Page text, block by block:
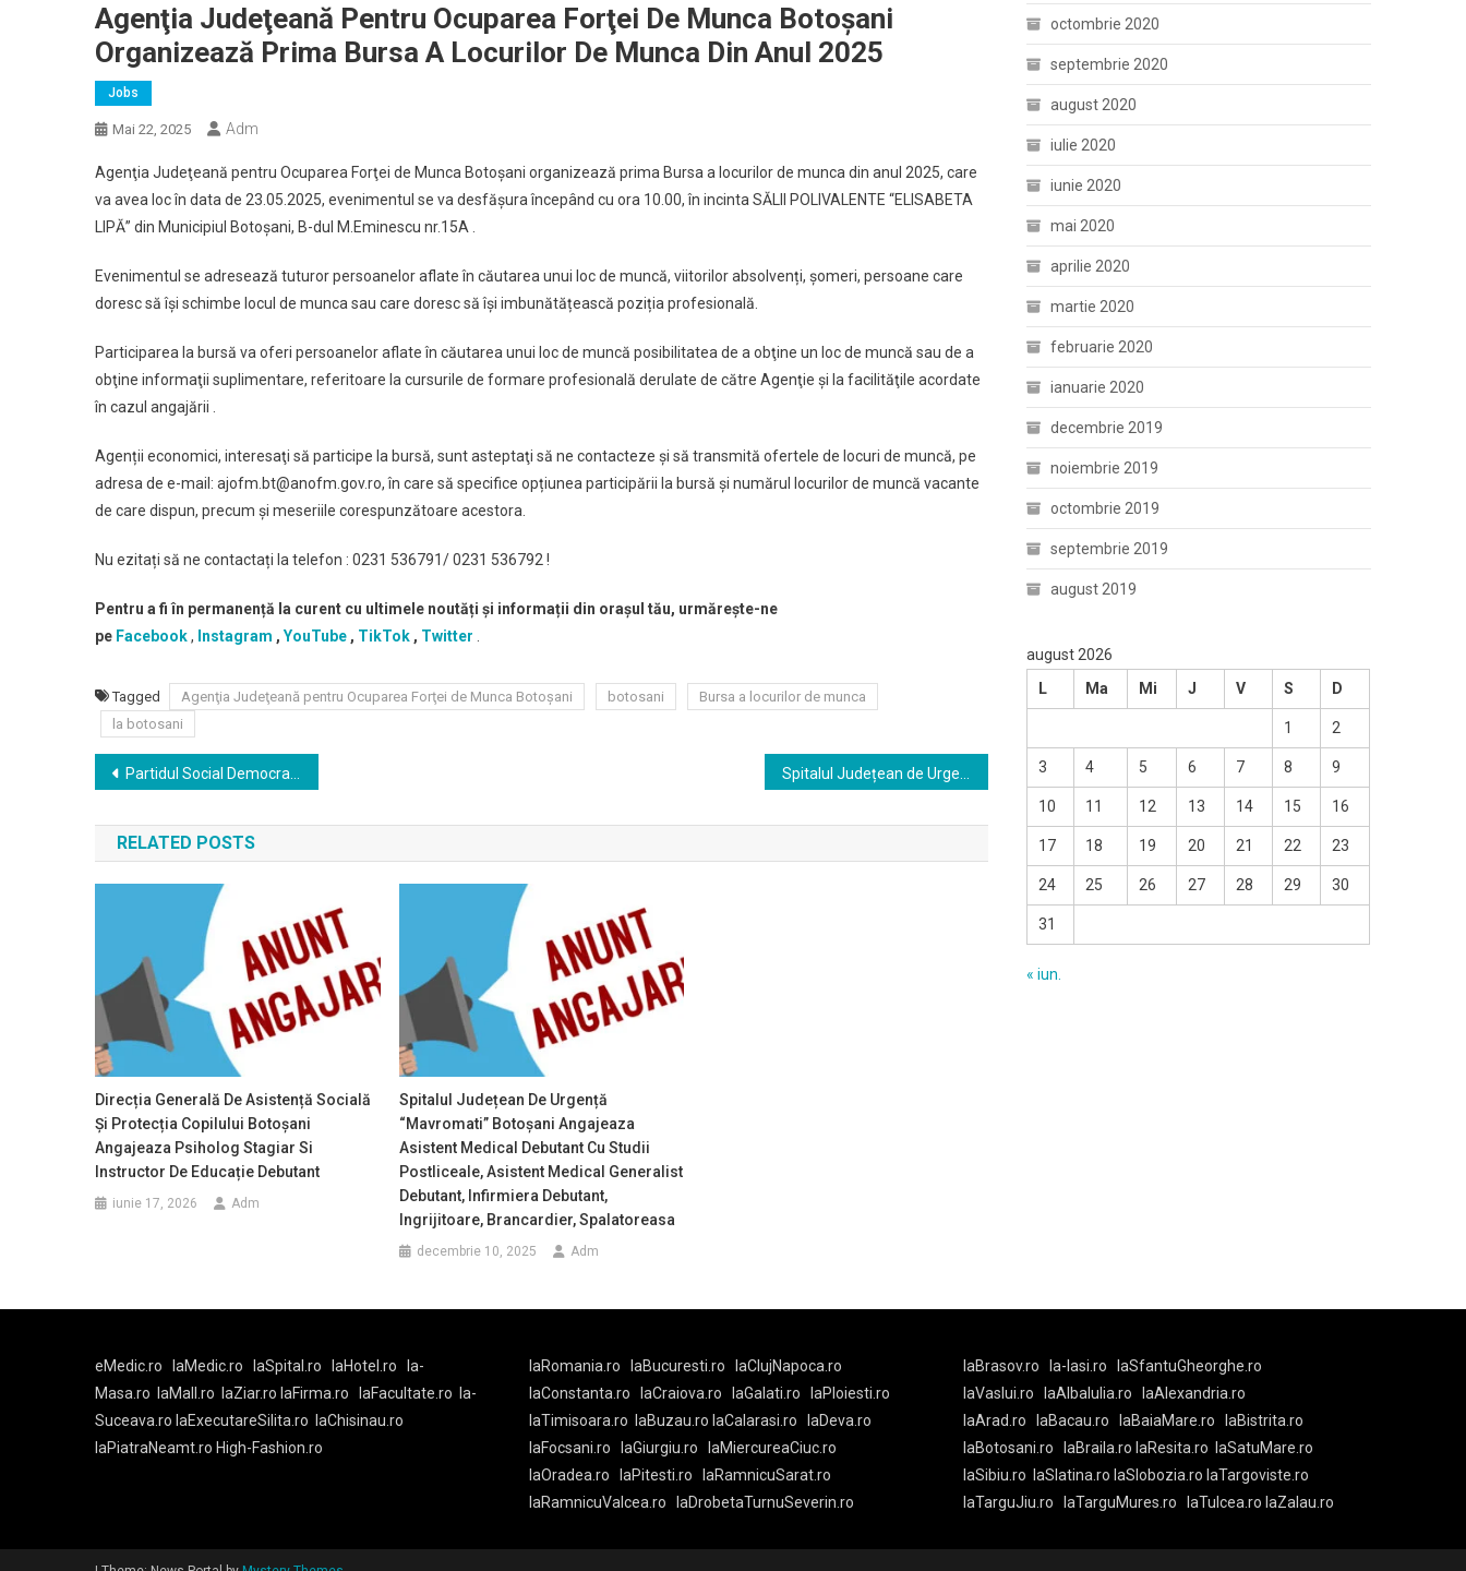
Agenţia Judeţeană Pentru Ocuparea Forţei De Munca Botoşani
Organizează Prima Bursa A Locurilor De Munca Din Anul 2025
Jobs
Mai 22, 2025 Adm
Agenţia Judeţeană pentru Ocuparea Forţei de Munca Botoşani organizează prima Bursa a locurilor de munca din anul 2025, care
va avea loc în data de 23.05.2025, evenimentul se va desfăşura începând cu ora 10.00, în incinta SĂLII POLIVALENTE “ELISABETA
LIPĂ” din Municipiul Botoșani, B-dul M.Eminescu nr.15A .
Evenimentul se adresează tuturor persoanelor aflate în căutarea unui loc de muncă, viitorilor absolvenți, șomeri, persoane care
doresc să își schimbe locul de munca sau care doresc să îşi imbunătățească poziția profesională.
Participarea la bursă va oferi persoanelor aflate în căutarea unui loc de muncă posibilitatea de a obţine un loc de muncă sau de a
obţine informaţii suplimentare, referitoare la cursurile de formare profesională derulate de către Agenţie și la facilităţile acordate
în cazul angajării .
Agenții economici, interesaţi să participe la bursă, sunt asteptaţi să ne contacteze și să transmită ofertele de locuri de muncă, pe
adresa de e-mail: ajofm.bt@anofm.gov.ro, în care să specifice opțiunea participării la bursă și numărul locurilor de muncă vacante
de care dispun, precum și meseriile corespunzătoare acestora.
Nu ezitați să ne contactați la telefon : 0231 536791/ 0231 536792 !
Pentru a fi în permanență la curent cu ultimele noutăți și informații din orașul tău, urmărește-ne
pe Facebook, Instagram , YouTube , TikTok , Twitter
Tagged Agenţia Judeţeană pentru Ocuparea Forţei de Munca Botoşani botosani
Bursa a locurilor de munca
la botosani
Navigare
în
articole
Partidul Social Democrat a obţinut cele mai multe mandate de primar la alegerile locale de duminică
RELATED POSTS
Direcția Generală De Asistență Socială
Şi Protecția Copilului Botoșani
Angajeaza Psiholog Stagiar Si
Instructor De Educație Debutant
iunie 17, 2026 Adm
Spitalul Județean De Urgență
“Mavromati” Botoșani Angajeaza
Asistent Medical Debutant Cu Studii
Postliceale, Asistent Medical Generalist
Debutant, Infirmiera Debutant,
Ingrijitoare, Brancardier, Spalatoreasa
decembrie 10, 2025 Adm
octombrie 2020
septembrie 2020
august 2020
iulie 2020
iunie 2020
mai 2020
aprilie 2020
martie 2020
februarie 2020
ianuarie 2020
decembrie 2019
noiembrie 2019
octombrie 2019
septembrie 2019
august 2019
august 2026
L
Ma Mi J V S D
1 2
3 4 5 6 7 8 9
10 11 12 13 14 15 16
17 18 19 20 21 22 23
24 25 26 27 28 29 30
31
« iun.
eMedic.ro laMedic.ro laSpital.ro laHotel.ro
la-
Masa.ro
laMall.ro laZiar.ro laFirma.ro laFacultate.ro
la-
Suceava.ro laExecutareSilita.ro
laChisinau.ro
laPiatraNeamt.ro High-Fashion.ro
laRomania.ro laBucuresti.ro
laClujNapoca.ro
laConstanta.ro
laCraiova.ro laGalati.ro
laPloiesti.ro
laTimisoara.ro
laBuzau.ro laCalarasi.ro
laDeva.ro
laFocsani.ro
laGiurgiu.ro
laMiercureaCiuc.ro
laOradea.ro
laPitesti.ro
laRamnicuSarat.ro
laRamnicuValcea.ro
laDrobetaTurnuSeverin.ro
laBrasov.ro la-Iasi.ro
laSfantuGheorghe.ro
laVaslui.ro
laAlbaIulia.ro
laAlexandria.ro
laArad.ro
laBacau.ro laBaiaMare.ro
laBistrita.ro
laBotosani.ro
laBraila.ro laResita.ro
laSatuMare.ro
laSibiu.ro
laSlatina.ro laSlobozia.ro laTargoviste.ro
laTarguJiu.ro
laTarguMures.ro laTulcea.ro laZalau.ro